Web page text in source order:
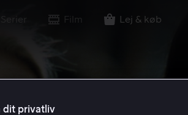
Serier Film Lej & køb
dit privatliv